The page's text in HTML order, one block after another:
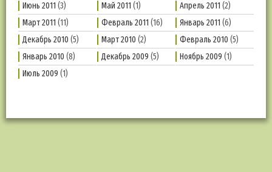
Июнь 2011 (3) Май 2011 (1) Апрель 2011 (2)
Март 2011 (11) Февраль 2011 (16) Январь 2011 (6)
Декабрь 2010 (5) Март 2010 (2) Февраль 2010 (5)
Январь 2010 (8) Декабрь 2009 (5) Ноябрь 2009 (1)
Июль 2009 (1)